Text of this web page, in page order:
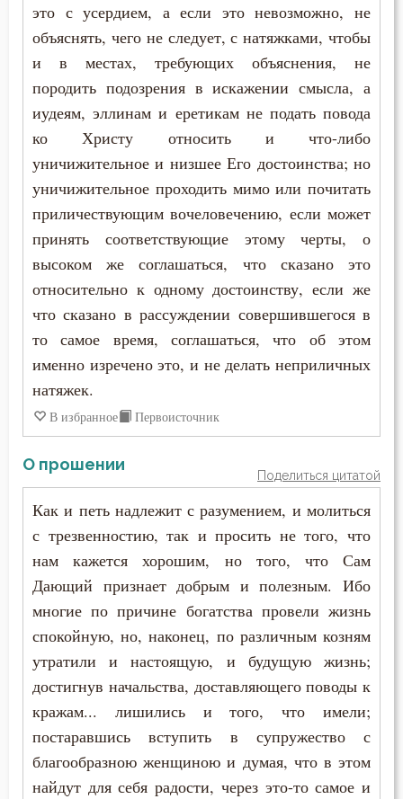
Работа
Развлечение
Раздражительность
Ревность по Богу
Роскошь
Самоубийство
Свобода
Священники
Священное Писание
Сквернословие
Скорбь
Слава
Сладострастие
Слезы
это с усердием, а если это невозможно, не
объяснять, чего не следует, с натяжками, чтобы
и в местах, требующих объяснения, не
породить подозрения в искажении смысла, а
иудеям, эллинам и еретикам не подать повода
ко Христу относить и что-либо
уничижительное и низшее Его достоинства; но
уничижительное проходить мимо или почитать
приличествующим вочеловечению, если может
принять соответствующие этому черты, о
высоком же соглашаться, что сказано это
относительно к одному достоинству, если же
что сказано в рассуждении совершившегося в
то самое время, соглашаться, что об этом
именно изречено это, и не делать неприличных
натяжек.
В избранное Первоисточник
О прошении
Поделиться цитатой
Как и петь надлежит с разумением, и молиться
с трезвенностию, так и просить не того, что
нам кажется хорошим, но того, что Сам
Дающий признает добрым и полезным. Ибо
многие по причине богатства провели жизнь
спокойную, но, наконец, по различным козням
утратили и настоящую, и будущую жизнь;
достигнув начальства, доставляющего поводы к
кражам... лишились и того, что имели;
постаравшись вступить в супружество с
благообразною женщиною и думая, что в этом
найдут для себя радости, через это-то самое и